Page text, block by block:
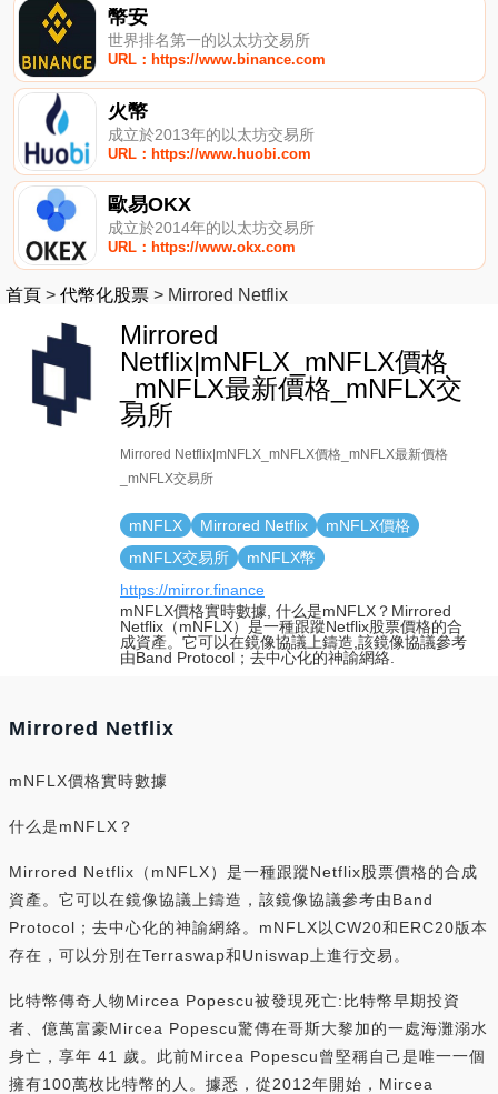
幣安
世界排名第一的以太坊交易所
URL：https://www.binance.com
火幣
成立於2013年的以太坊交易所
URL：https://www.huobi.com
歐易OKX
成立於2014年的以太坊交易所
URL：https://www.okx.com
首頁 > 代幣化股票 > Mirrored Netflix
Mirrored
Netflix|mNFLX_mNFLX價格
_mNFLX最新價格_mNFLX交
易所
Mirrored Netflix|mNFLX_mNFLX價格_mNFLX最新價格
_mNFLX交易所
mNFLX Mirrored Netflix
mNFLX價格
mNFLX交易所
mNFLX幣
https://mirror.finance
mNFLX價格實時數據, 什么是mNFLX？Mirrored
Netflix（mNFLX）是一種跟蹤Netflix股票價格的合
成資產。它可以在鏡像協議上鑄造,該鏡像協議參考
由Band Protocol；去中心化的神諭網絡.
Mirrored Netflix
mNFLX價格實時數據
什么是mNFLX？
Mirrored Netflix（mNFLX）是一種跟蹤Netflix股票價格的合成
資產。它可以在鏡像協議上鑄造，該鏡像協議參考由Band
Protocol；去中心化的神諭網絡。mNFLX以CW20和ERC20版本
存在，可以分別在Terraswap和Uniswap上進行交易。
比特幣傳奇人物Mircea Popescu被發現死亡:比特幣早期投資
者、億萬富豪Mircea Popescu驚傳在哥斯大黎加的一處海灘溺水
身亡，享年 41 歲。此前Mircea Popescu曾堅稱自己是唯一一個
擁有100萬枚比特幣的人。據悉，從2012年開始，Mircea